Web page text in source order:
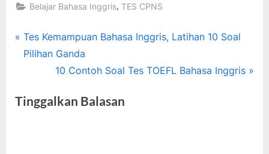
Belajar Bahasa Inggris,TES CPNS
Tags:
bahasa
inggris
Navigasi
P
r
i
Tes Kemampuan Bahasa Inggris, Latihan 10 Soal
Pilihan Ganda
N
x
10 Contoh Soal Tes TOEFL Bahasa Inggris
Tinggalkan Balasan